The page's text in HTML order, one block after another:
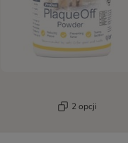
2 opcji